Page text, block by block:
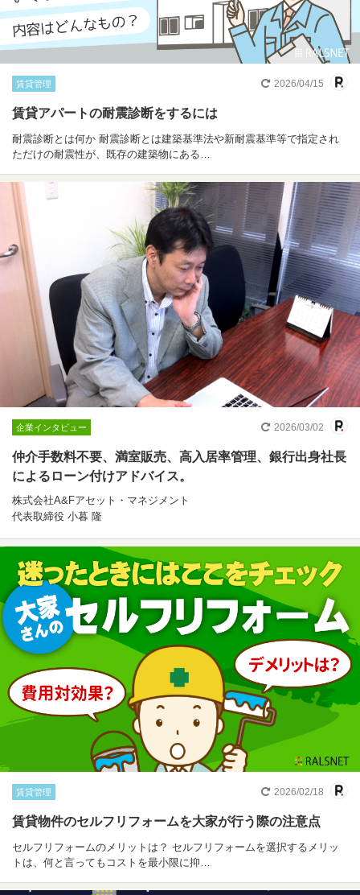
賃貸管理 2026/04/15
賃貸アパートの耐震診断をするには
耐震診断とは何か 耐震診断とは建築基準法や新耐震基準等で指定され
ただけの耐震性が、既存の建築物にある…
企業インタビュー 2026/03/02
仲介手数料不要、満室販売、高入居率管理、銀行出身社長
によるローン付けアドバイス。
株式会社A&Fアセット・マネジメント
代表取締役 小暮 隆
賃貸管理 2026/02/18
賃貸物件のセルフリフォームを大家が行う際の注意点
セルフリフォームのメリットは？ セルフリフォームを選択するメリッ
トは、何と言ってもコストを最小限に抑…